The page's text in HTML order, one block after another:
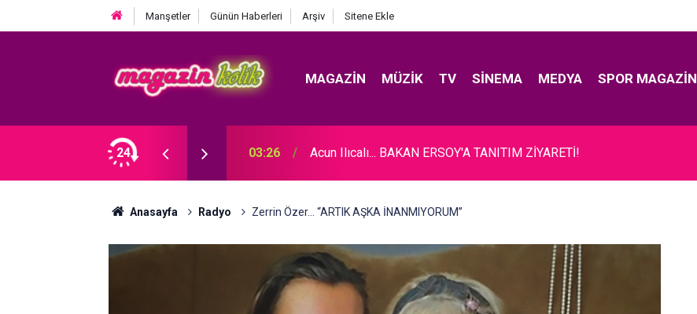
Manşetler Günün Haberleri Arşiv Sitene Ekle
MAGAZIN MÜZIK TV SINEMA MEDYA SPOR MAGAZIN
24
BABAYA ZİNA SUÇLAMASI! 03:26 Acun Ilıcalı... BAKAN ERSOY'A TANITIM ZİYARETİ!
Anasayfa Radyo Zerrin Özer… “ARTIK AŞKA İNANMIYORUM”